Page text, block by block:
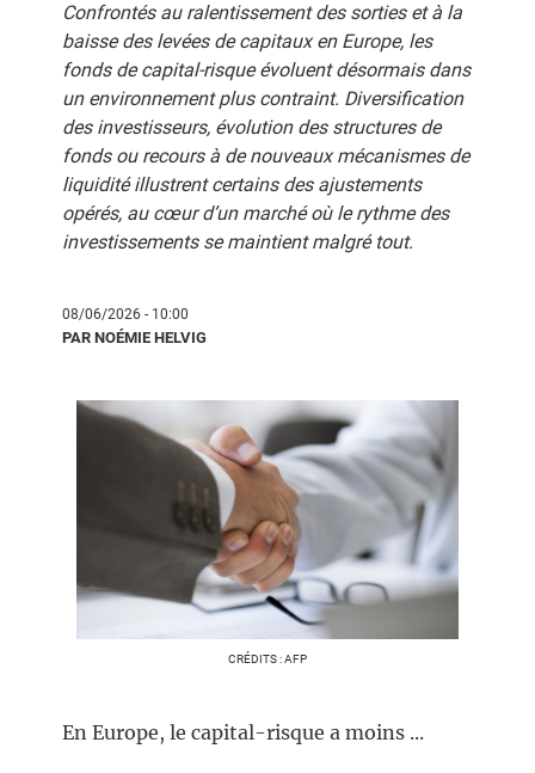
Confrontés au ralentissement des sorties et à la
baisse des levées de capitaux en Europe, les
fonds de capital-risque évoluent désormais dans
un environnement plus contraint. Diversification
des investisseurs, évolution des structures de
fonds ou recours à de nouveaux mécanismes de
liquidité illustrent certains des ajustements
opérés, au cœur d’un marché où le rythme des
investissements se maintient malgré tout.
08/06/2026 - 10:00
PAR NOÉMIE HELVIG
CRÉDITS : AFP
En Europe, le capital-risque a moins ...